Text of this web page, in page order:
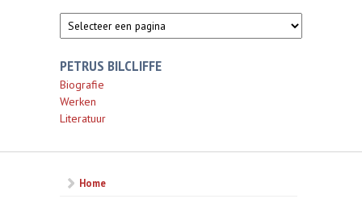
PETRUS BILCLIFFE
Biografie
Werken
Literatuur
Home